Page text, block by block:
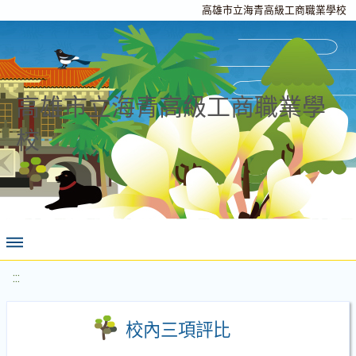
高雄市立海青高級工商職業學校
高雄市立海青高級工商職業學
校
:::
校內三項評比